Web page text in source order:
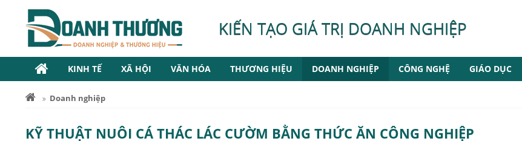
KIẾN TẠO GIÁ TRỊ DOANH NGHIỆP
KINH TẾ XÃ HỘI VĂN HÓA THƯƠNG HIỆU DOANH NGHIỆP CÔNG NGHỆ GIÁO DỤC
Doanh nghiệp
KỸ THUẬT NUÔI CÁ THÁC LÁC CƯỜM BẰNG THỨC ĂN CÔNG NGHIỆP